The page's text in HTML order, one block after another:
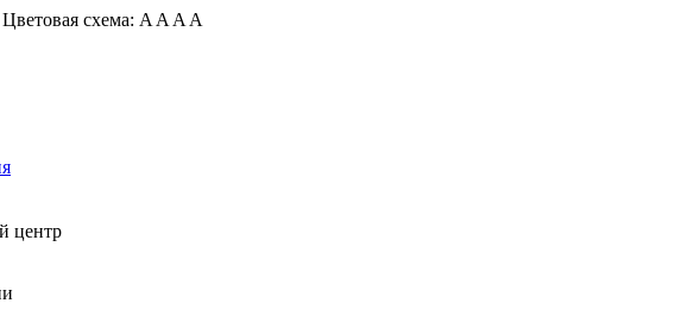
Цветовая схема: A A A A
центр